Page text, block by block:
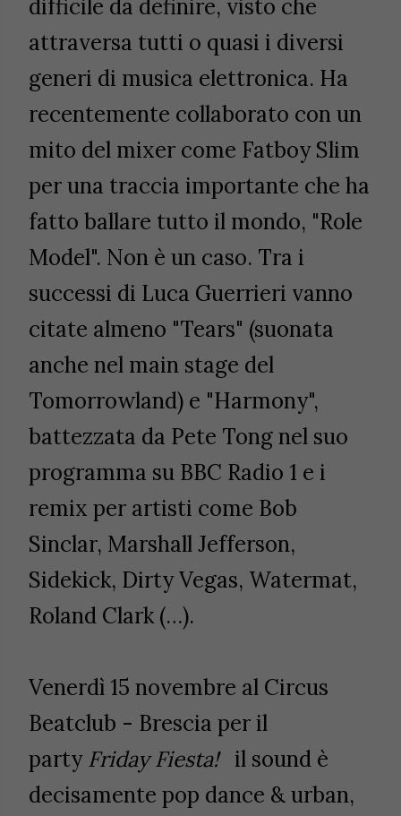
difficile da definire, visto che
attraversa tutti o quasi i diversi
generi di musica elettronica. Ha
recentemente collaborato con un
mito del mixer come Fatboy Slim
per una traccia importante che ha
fatto ballare tutto il mondo, "Role
Model". Non è un caso. Tra i
successi di Luca Guerrieri vanno
citate almeno "Tears" (suonata
anche nel main stage del
Tomorrowland) e "Harmony",
battezzata da Pete Tong nel suo
programma su BBC Radio 1 e i
remix per artisti come Bob
Sinclar, Marshall Jefferson,
Sidekick, Dirty Vegas, Watermat,
Roland Clark (…).
Venerdì 15 novembre al Circus
Beatclub - Brescia per il
party Friday Fiesta! il sound è
decisamente pop dance & urban,